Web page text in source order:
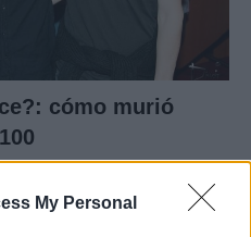
My Personal
cómo murió